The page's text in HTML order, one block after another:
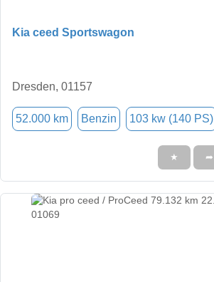
Kia ceed Sportswagon
Dresden, 01157
52.000 km Benzin 103 kw (140 PS)
★ ➦